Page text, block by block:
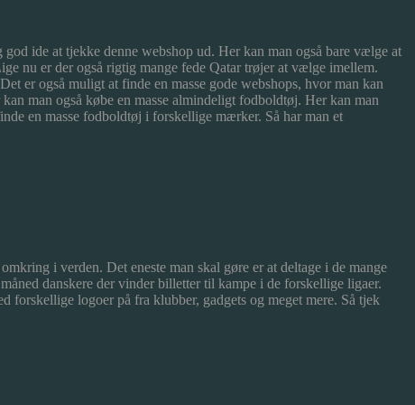
ide at tjekke denne webshop ud. Her kan man også bare vælge at
nu er der også rigtig mange fede Qatar trøjer at vælge imellem.
er også muligt at finde en masse gode webshops, hvor man kan
man også købe en masse almindeligt fodboldtøj. Her kan man
en masse fodboldtøj i forskellige mærker. Så har man et
i verden. Det eneste man skal gøre er at deltage i de mange
danskere der vinder billetter til kampe i de forskellige ligaer.
forskellige logoer på fra klubber, gadgets og meget mere. Så tjek